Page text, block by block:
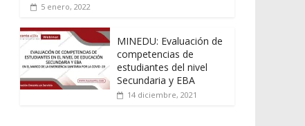
5 enero, 2022
MINEDU: Evaluación de
competencias de
estudiantes del nivel
Secundaria y EBA
14 diciembre, 2021